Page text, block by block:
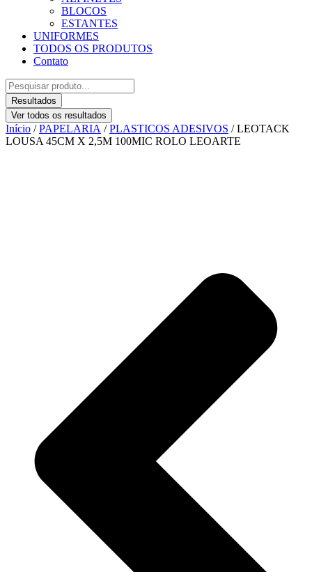
BLOCOS
ESTANTES
UNIFORMES
TODOS OS PRODUTOS
Contato
Pesquisar
...Resultados
Ver todos os resultados
Início /PAPELARIA /PLASTICOS ADESIVOS / LEOTACK
LOUSA 45CM X 2,5M 100MIC ROLO LEOARTE